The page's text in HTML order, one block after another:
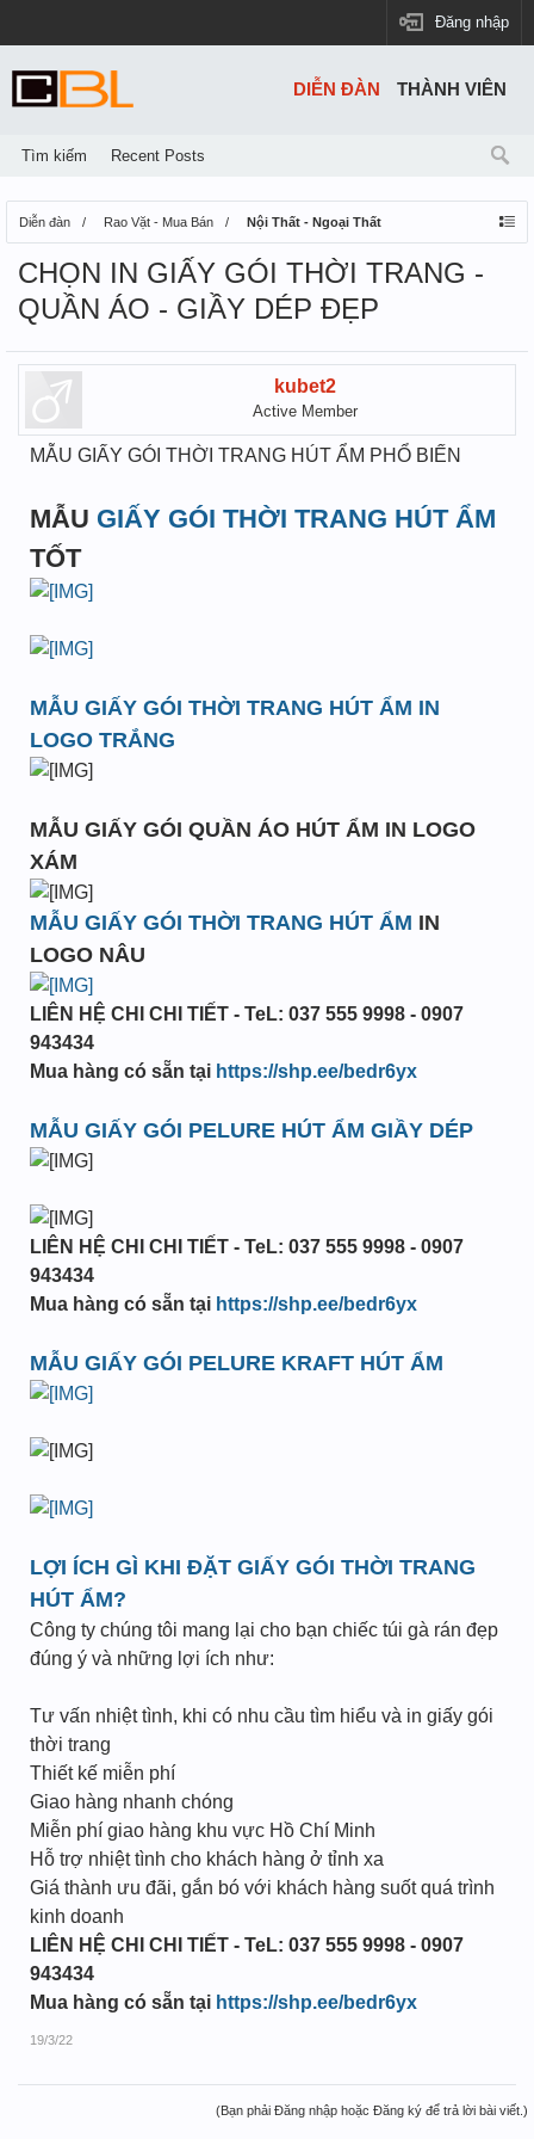
Đăng nhập
Diễn đàn Rao Vặt - Mua Bán Nội Thất - Ngoại Thất
CHỌN IN GIẤY GÓI THỜI TRANG -
QUẦN ÁO - GIẦY DÉP ĐẸP
kubet2
Active Member
MẪU GIẤY GÓI THỜI TRANG HÚT ẨM PHỔ BIẾN
MẪU GIẤY GÓI THỜI TRANG HÚT ẨM
TỐT
MẪU GIẤY GÓI THỜI TRANG HÚT ẨM IN
LOGO TRẮNG
MẪU GIẤY GÓI QUẦN ÁO HÚT ẨM IN LOGO
XÁM
MẪU GIẤY GÓI THỜI TRANG HÚT ẨM IN
LOGO NÂU
LIÊN HỆ CHI CHI TIẾT - TeL: 037 555 9998 - 0907
943434
Mua hàng có sẵn tại https://shp.ee/bedr6yx
MẪU GIẤY GÓI PELURE HÚT ẨM GIẦY DÉP
LIÊN HỆ CHI CHI TIẾT - TeL: 037 555 9998 - 0907
943434
Mua hàng có sẵn tại https://shp.ee/bedr6yx
MẪU GIẤY GÓI PELURE KRAFT HÚT ẨM
LỢI ÍCH GÌ KHI ĐẶT GIẤY GÓI THỜI TRANG
HÚT ẨM?
Công ty chúng tôi mang lại cho bạn chiếc túi gà rán đẹp
đúng ý và những lợi ích như:
Tư vấn nhiệt tình, khi có nhu cầu tìm hiểu và in giấy gói
thời trang
Thiết kế miễn phí
Giao hàng nhanh chóng
Miễn phí giao hàng khu vực Hồ Chí Minh
Hỗ trợ nhiệt tình cho khách hàng ở tỉnh xa
Giá thành ưu đãi, gắn bó với khách hàng suốt quá trình
kinh doanh
LIÊN HỆ CHI CHI TIẾT - TeL: 037 555 9998 - 0907
943434
Mua hàng có sẵn tại https://shp.ee/bedr6yx
19/3/22
(Bạn phải Đăng nhập hoặc Đăng ký để trả lời bài viết.)
DIỄN ĐÀN
Tìm kiếm Recent Posts
THÀNH VIÊN